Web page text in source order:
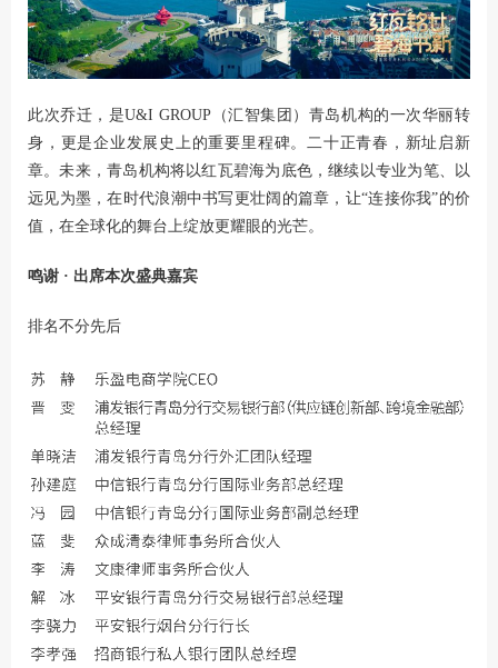
此次乔迁，是U&I GROUP（汇智集团）青岛机构的一次华丽转
身，更是企业发展史上的重要里程碑。二十正青春，新址启新
章。未来，青岛机构将以红瓦碧海为底色，继续以专业为笔、以
远见为墨，在时代浪潮中书写更壮阔的篇章，让“连接你我”的价
值，在全球化的舞台上绽放更耀眼的光芒。
鸣谢 · 出席本次盛典嘉宾
排名不分先后